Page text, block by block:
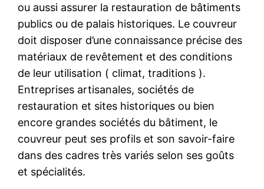
ou aussi assurer la restauration de bâtiments
publics ou de palais historiques. Le couvreur
doit disposer d’une connaissance précise des
matériaux de revêtement et des conditions
de leur utilisation ( climat, traditions ).
Entreprises artisanales, sociétés de
restauration et sites historiques ou bien
encore grandes sociétés du bâtiment, le
couvreur peut ses profils et son savoir-faire
dans des cadres très variés selon ses goûts
et spécialités.